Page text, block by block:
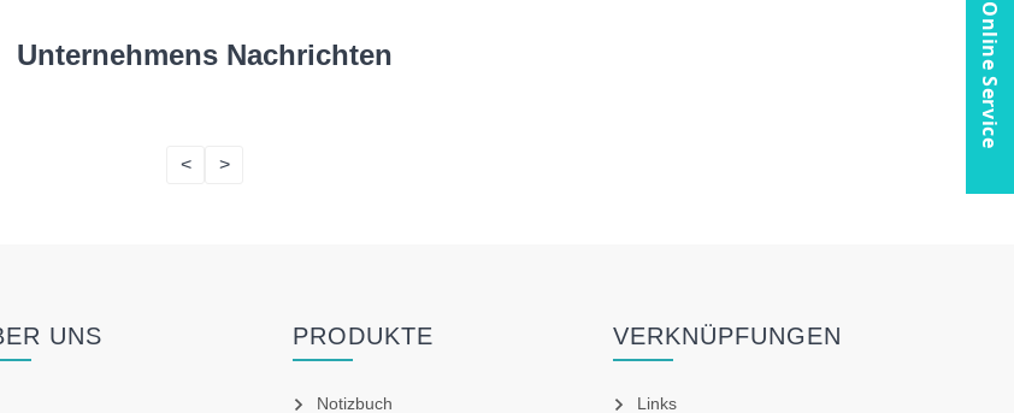
Unternehmens Nachrichten
< >
UNS PRODUKTE
Notizbuch
VERKNÜPFUNGEN
Links
Online Service